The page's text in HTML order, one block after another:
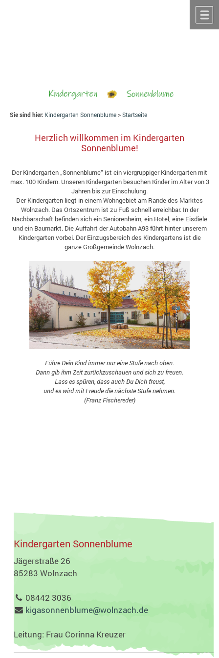
Sie sind hier: Kindergarten Sonnenblume> Startseite
Herzlich willkommen im Kindergarten
Sonnenblume!
Der Kindergarten „Sonnenblume“ ist ein viergruppiger Kindergarten mit
max. 100 Kindern. Unseren Kindergarten besuchen Kinder im Alter von 3
Jahren bis zur Einschulung.
Der Kindergarten liegt in einem Wohngebiet am Rande des Marktes
Wolnzach. Das Ortszentrum ist zu Fuß schnell erreichbar. In der
Nachbarschaft befinden sich ein Seniorenheim, ein Hotel, eine Eisdiele
und ein Baumarkt. Die Auffahrt der Autobahn A93 führt hinter unserem
Kindergarten vorbei. Der Einzugsbereich des Kindergartens ist die
ganze Großgemeinde Wolnzach.
Führe Dein Kind immer nur eine Stufe nach oben.
Dann gib ihm Zeit zurückzuschauen und sich zu freuen.
Lass es spüren, dass auch Du Dich freust,
und es wird mit Freude die nächste Stufe nehmen.
(Franz Fischereder)
Kindergarten Sonnenblume
Jägerstraße 26
85283 Wolnzach
08442 3036
kigasonnenblume@wolnzach.de
Leitung: Frau Corinna Kreuzer